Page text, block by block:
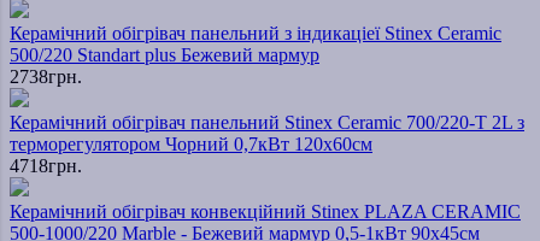
Керамічний обігрівач панельний з індикаціеї Stinex Ceramic
500/220 Standart plus Бежевий мармур
2738грн.
Керамічний обігрівач панельний Stinex Ceramic 700/220-T 2L з
терморегулятором Чорний 0,7кВт 120х60см
4718грн.
Керамічний обігрівач конвекційний Stinex PLAZA CERAMIC
500-1000/220 Marble - Бежевий мармур 0,5-1кВт 90х45см